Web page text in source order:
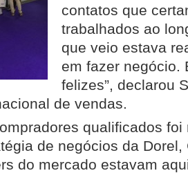
contatos que
trabalhados ao
que veio estava
em fazer negócio.
felizes”, declarou
de vendas.
qualificados foi
de negócios da Dorel,
do mercado estavam